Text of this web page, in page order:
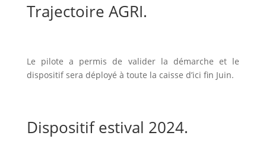
Trajectoire AGRI.
Le pilote a permis de valider la démarche et le
dispositif sera déployé à toute la caisse d’ici fin Juin.
Dispositif estival 2024.